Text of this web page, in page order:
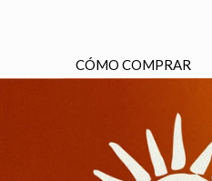
CÓMO COMPRAR